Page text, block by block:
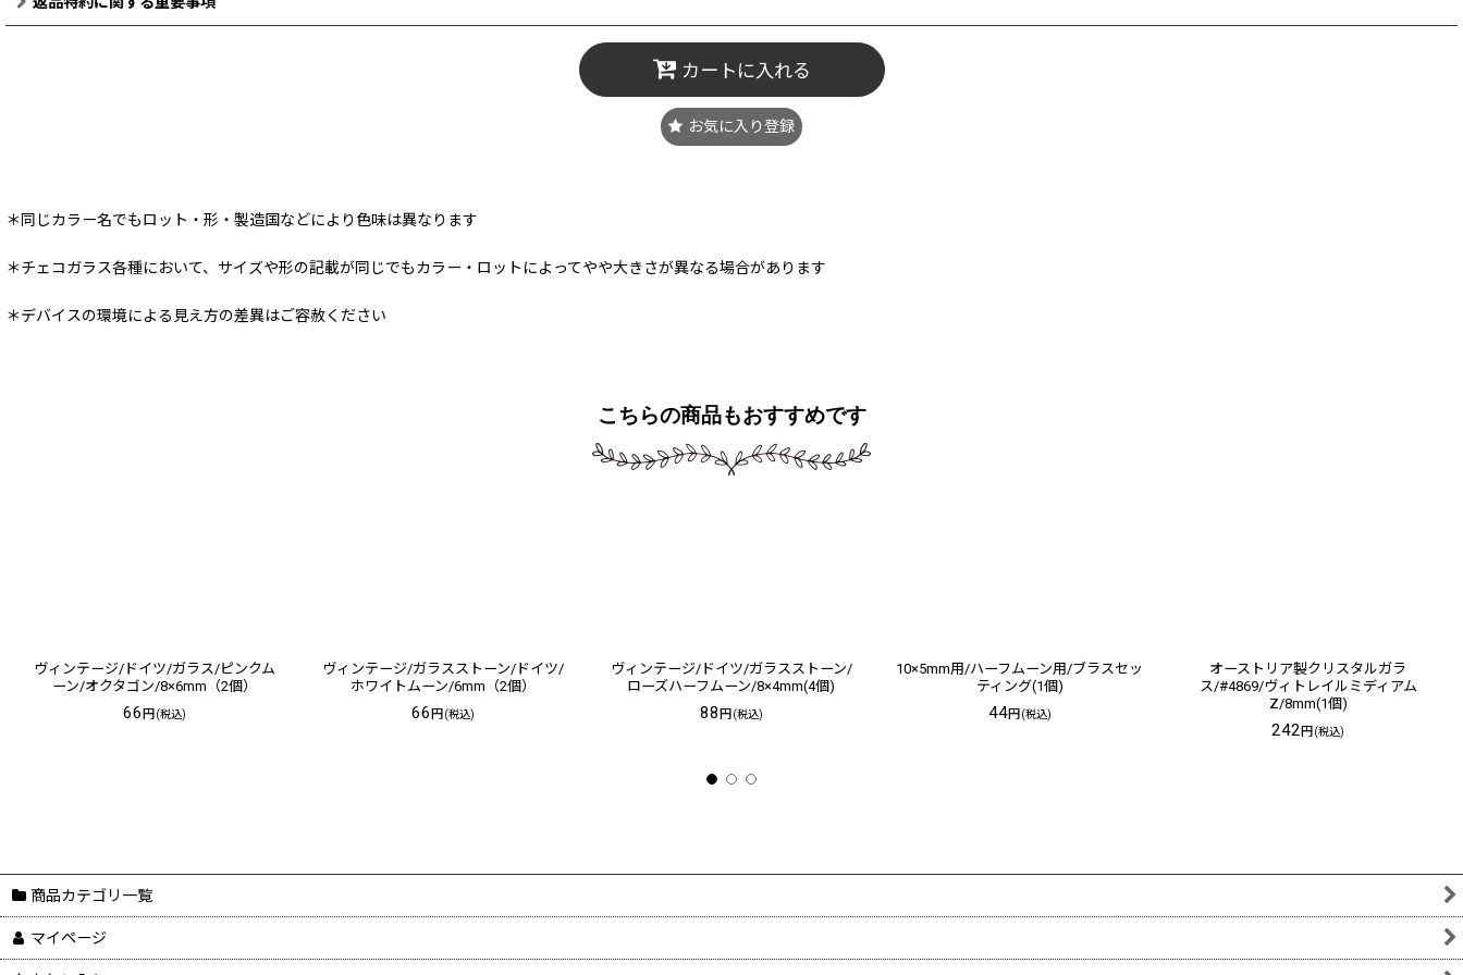
カートに入れる
お気に入り登録
＊同じカラー名でもロット・形・製造国などにより色味は異なります
＊チェコガラス各種において、サイズや形の記載が同じでもカラー・ロットによってやや大きさが異なる場合があります
＊デバイスの環境による見え方の差異はご容赦ください
こちらの商品もおすすめです
ヴィンテージ/ドイツ/ガラス/ピンクム
ーン/オクタゴン/8×6mm（2個）
66円(税込)
ヴィンテージ/ガラスストーン/ドイツ/
ホワイトムーン/6mm（2個）
66円(税込)
ヴィンテージ/ドイツ/ガラスストーン/
ローズハーフムーン/8×4mm(4個)
88円(税込)
10×5mm用/ハーフムーン用/ブラスセッ
ティング(1個)
44円(税込)
オーストリア製クリスタルガラ
ス/#4869/ヴィトレイルミディアム
Z/8mm(1個)
242円(税込)
商品カテゴリ一覧
マイページ